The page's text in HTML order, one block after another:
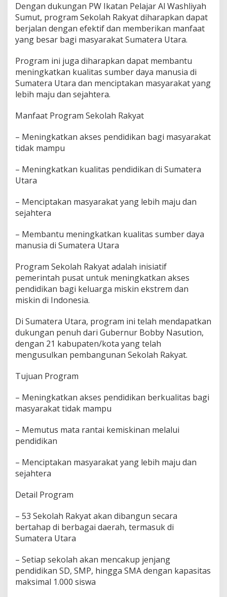
i
n
g
a
a
n
K
a
i
a
n
d
n
S
m
a
t
e
r
U
t
a
r
a
Dengan dukungan PW Ikatan Pelajar Al Washliyah
Sumut, program Sekolah Rakyat diharapkan dapat
berjalan dengan efektif dan memberikan manfaat
yang besar bagi masyarakat Sumatera Utara.
Program ini juga diharapkan dapat membantu
meningkatkan kualitas sumber daya manusia di
Sumatera Utara dan menciptakan masyarakat yang
lebih maju dan sejahtera.
Manfaat Program Sekolah Rakyat
– Meningkatkan akses pendidikan bagi masyarakat
tidak mampu
– Meningkatkan kualitas pendidikan di Sumatera
Utara
– Menciptakan masyarakat yang lebih maju dan
sejahtera
– Membantu meningkatkan kualitas sumber daya
manusia di Sumatera Utara
Program Sekolah Rakyat adalah inisiatif
pemerintah pusat untuk meningkatkan akses
pendidikan bagi keluarga miskin ekstrem dan
miskin di Indonesia.
Di Sumatera Utara, program ini telah mendapatkan
dukungan penuh dari Gubernur Bobby Nasution,
dengan 21 kabupaten/kota yang telah
mengusulkan pembangunan Sekolah Rakyat.
Tujuan Program
– Meningkatkan akses pendidikan berkualitas bagi
masyarakat tidak mampu
– Memutus mata rantai kemiskinan melalui
pendidikan
– Menciptakan masyarakat yang lebih maju dan
sejahtera
Detail Program
– 53 Sekolah Rakyat akan dibangun secara
bertahap di berbagai daerah, termasuk di
Sumatera Utara
– Setiap sekolah akan mencakup jenjang
pendidikan SD, SMP, hingga SMA dengan kapasitas
maksimal 1.000 siswa